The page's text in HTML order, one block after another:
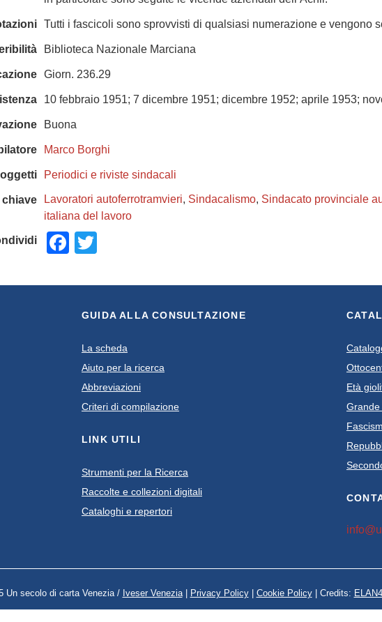
Tutti i fascicoli sono sprovvisti di qualsiasi numerazione e vengono
Biblioteca Nazionale Marciana
Giorn. 236.29
10 febbraio 1951; 7 dicembre 1951; dicembre 1952; aprile 1953;
Buona
Marco Borghi
Periodici e riviste sindacali
chiave Lavoratori autoferrotramvieri, Sindacalismo, Sindacato provinciale
italiana del lavoro
Facebook
GUIDA ALLA CONSULTAZIONE
La scheda
Aiuto per la ricerca
Abbreviazioni
Criteri di compilazione
LINK UTILI
Strumenti per la Ricerca
Raccolte e collezioni digitali
Cataloghi e repertori
Età
Un secolo di carta Venezia / Iveser Venezia| Privacy Policy| Cookie Policy| Credits: